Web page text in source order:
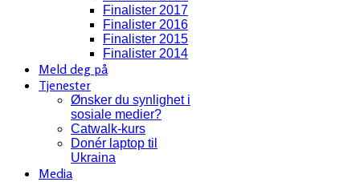
Finalister 2017
Finalister 2016
Finalister 2015
Finalister 2014
Meld deg på
Tjenester
Ønsker du synlighet i
sosiale medier?
Catwalk-kurs
Donér laptop til
Ukraina
Media